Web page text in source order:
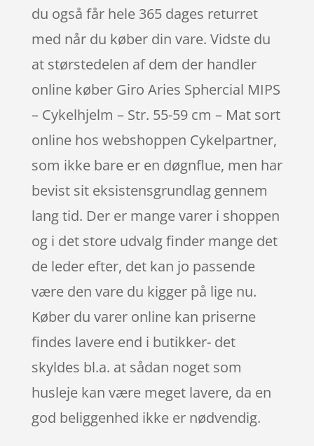
du også får hele 365 dages returret
med når du køber din vare. Vidste du
at størstedelen af dem der handler
online køber Giro Aries Sphercial MIPS
– Cykelhjelm – Str. 55-59 cm – Mat sort
online hos webshoppen Cykelpartner,
som ikke bare er en døgnflue, men har
bevist sit eksistensgrundlag gennem
lang tid. Der er mange varer i shoppen
og i det store udvalg finder mange det
de leder efter, det kan jo passende
være den vare du kigger på lige nu.
Køber du varer online kan priserne
findes lavere end i butikker- det
skyldes bl.a. at sådan noget som
husleje kan være meget lavere, da en
god beliggenhed ikke er nødvendig.